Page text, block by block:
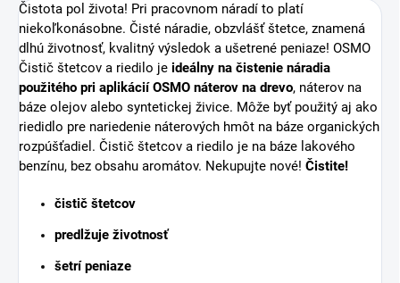
Čistota pol života! Pri pracovnom náradí to platí
niekoľkonásobne. Čisté náradie, obzvlášť štetce, znamená
dlhú životnosť, kvalitný výsledok a ušetrené peniaze! OSMO
Čistič štetcov a riedilo je ideálny na čistenie náradia
použitého pri aplikácií OSMO náterov na drevo, náterov na
báze olejov alebo syntetickej živice. Môže byť použitý aj ako
riedidlo pre nariedenie náterových hmôt na báze organických
rozpúšťadiel. Čistič štetcov a riedilo je na báze lakového
benzínu, bez obsahu aromátov. Nekupujte nové! Čistite!
čistič štetcov
predlžuje životnosť
šetrí peniaze